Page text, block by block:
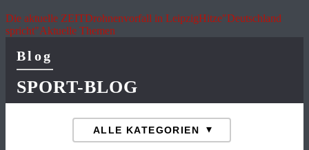
Die aktuelle ZEITDrohnenvorfall in LeipzigHitze"Deutschland
spricht"Aktuelle Themen
Blog
SPORT-BLOG